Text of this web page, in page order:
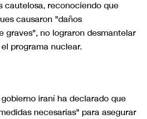
cautelosa, reconociendo que
causaron "daños
graves", no lograron desmantelar
programa nuclear.
iraní ha declarado que
necesarias" para asegurar